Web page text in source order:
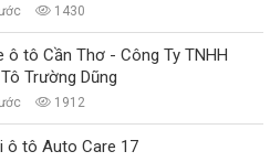
1430
ô tô Cần Thơ - Công Ty TNHH
Trường Dũng
1912
ô tô Auto Care 17